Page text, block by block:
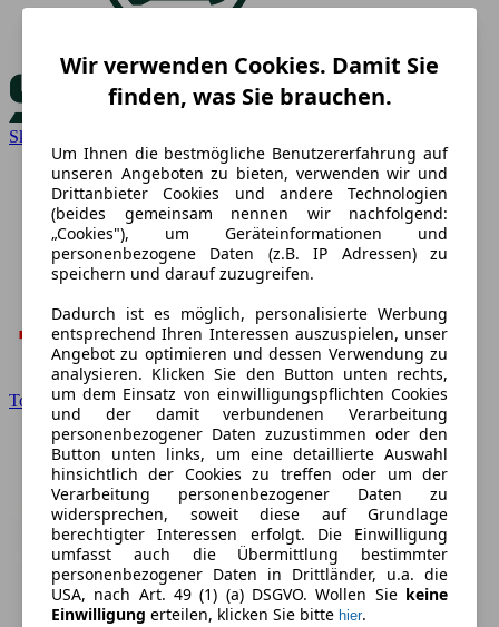
Skoda
Toyota
Wir verwenden Cookies. Damit Sie
finden, was Sie brauchen.
Um Ihnen die bestmögliche Benutzererfahrung auf
unseren Angeboten zu bieten, verwenden wir und
Drittanbieter Cookies und andere Technologien
(beides gemeinsam nennen wir nachfolgend:
„Cookies"), um Geräteinformationen und
personenbezogene Daten (z.B. IP Adressen) zu
speichern und darauf zuzugreifen.
Dadurch ist es möglich, personalisierte Werbung
entsprechend Ihren Interessen auszuspielen, unser
Angebot zu optimieren und dessen Verwendung zu
analysieren. Klicken Sie den Button unten rechts,
um dem Einsatz von einwilligungspflichten Cookies
und der damit verbundenen Verarbeitung
personenbezogener Daten zuzustimmen oder den
Button unten links, um eine detaillierte Auswahl
hinsichtlich der Cookies zu treffen oder um der
Verarbeitung personenbezogener Daten zu
widersprechen, soweit diese auf Grundlage
berechtigter Interessen erfolgt. Die Einwilligung
umfasst auch die Übermittlung bestimmter
personenbezogener Daten in Drittländer, u.a. die
USA, nach Art. 49 (1) (a) DSGVO. Wollen Sie keine
Einwilligung erteilen, klicken Sie bitte hier.